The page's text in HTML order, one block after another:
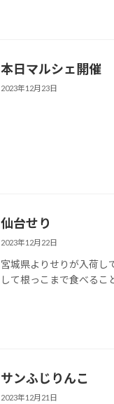
本日マルシェ開催
2023年12月23日
仙台せり
2023年12月22日
宮城県よりせりが入荷し
して根っこまで食べるこ
サンふじりんこ
2023年12月21日